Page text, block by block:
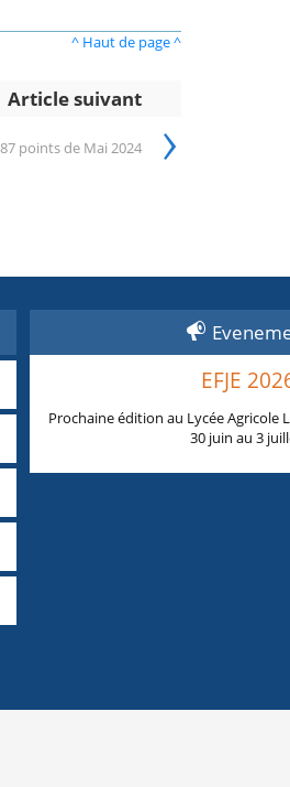
^ Haut de page ^
Article suivant
points de Mai 2024 ›
EFJE
Prochaine édition au Lycée Agricole
30 juin au 3